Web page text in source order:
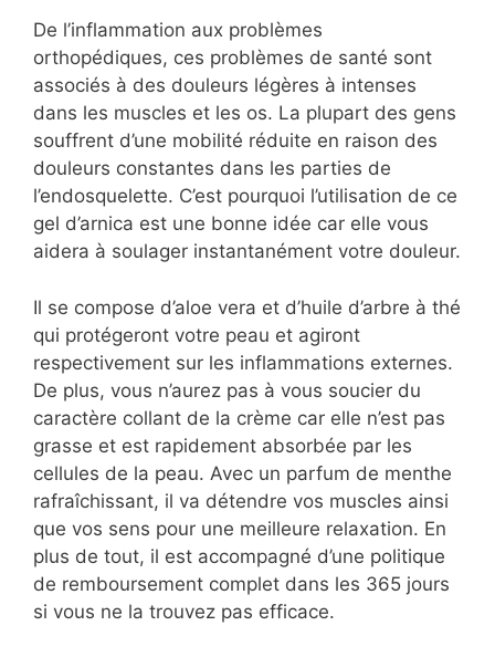
De l’inflammation aux problèmes
orthopédiques, ces problèmes de santé sont
associés à des douleurs légères à intenses
dans les muscles et les os. La plupart des gens
souffrent d’une mobilité réduite en raison des
douleurs constantes dans les parties de
l’endosquelette. C’est pourquoi l’utilisation de ce
gel d’arnica est une bonne idée car elle vous
aidera à soulager instantanément votre douleur.
Il se compose d’aloe vera et d’huile d’arbre à thé
qui protégeront votre peau et agiront
respectivement sur les inflammations externes.
De plus, vous n’aurez pas à vous soucier du
caractère collant de la crème car elle n’est pas
grasse et est rapidement absorbée par les
cellules de la peau. Avec un parfum de menthe
rafraîchissant, il va détendre vos muscles ainsi
que vos sens pour une meilleure relaxation. En
plus de tout, il est accompagné d’une politique
de remboursement complet dans les 365 jours
si vous ne la trouvez pas efficace.